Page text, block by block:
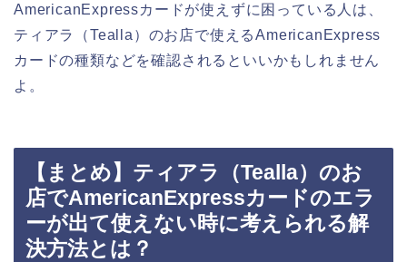
AmericanExpressカードが使えずに困っている人は、
ティアラ（Tealla）のお店で使えるAmericanExpress
カードの種類などを確認されるといいかもしれません
よ。
【まとめ】ティアラ（Tealla）のお
店でAmericanExpressカードのエラ
ーが出て使えない時に考えられる解
決方法とは？